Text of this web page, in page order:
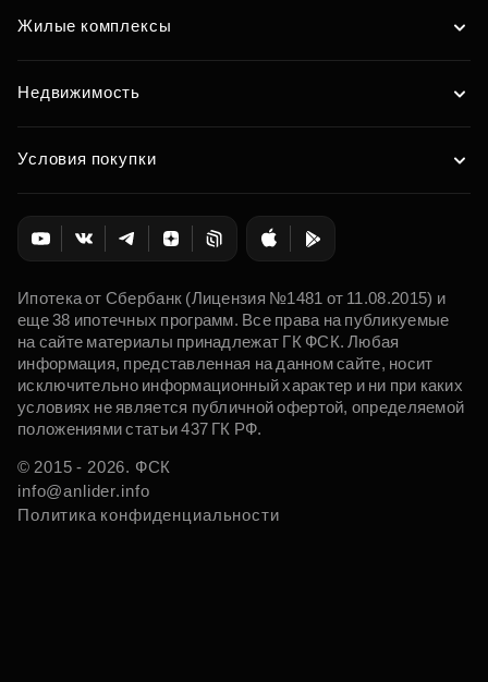
Жилые комплексы
Недвижимость
Условия покупки
Ипотека от Сбербанк (Лицензия №1481 от 11.08.2015) и
еще 38 ипотечных программ. Все права на публикуемые
на сайте материалы принадлежат ГК ФСК. Любая
информация, представленная на данном сайте, носит
исключительно информационный характер и ни при каких
условиях не является публичной офертой, определяемой
положениями статьи 437 ГК РФ.
© 2015 - 2026. ФСК
info@anlider.info
Политика конфиденциальности